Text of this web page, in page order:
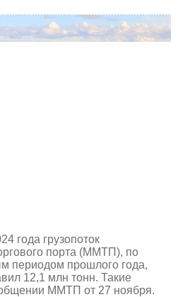
года грузопоток
порта (ММТП), по
периодом прошлого года,
12,1 млн тонн. Такие
ММТП от 27 ноября.